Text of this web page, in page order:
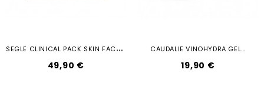
S
EGLE CLINICAL PACK SKIN FACTOR...
Precio
49,90 €
CAUDALIE VINOHYDRA GEL...
Precio
19,90 €